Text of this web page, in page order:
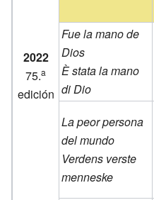
2022
75.a
edición
Fue la mano de
Dios
È stata la mano
di Dio
La peor persona
del mundo
Verdens verste
menneske